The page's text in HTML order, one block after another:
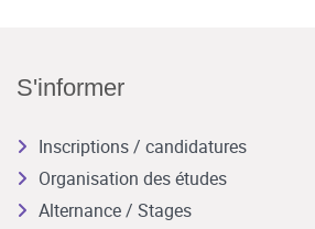
S'informer
Inscriptions / candidatures
Organisation des études
Alternance / Stages